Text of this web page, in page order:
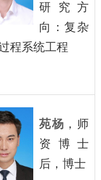
研究方
向：复杂
程系统工程
苑杨 ，师
资博士
后，博士